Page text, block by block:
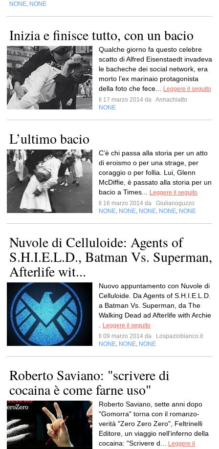
NONE NONE
Inizia e finisce tutto, con un bacio
Qualche giorno fa questo celebre
scatto di Alfred Eisenstaedt invadeva
le bacheche dei social network, era
morto l’ex marinaio protagonista
della foto che fece...
Leggere il seguito
Il 17 marzo 2014 da Annachiatto
NONE
L’ultimo bacio
C’è chi passa alla storia per un atto
di eroismo o per una strage, per
coraggio o per follia. Lui, Glenn
McDiffie, è passato alla storia per un
bacio a Times...
Leggere il seguito
Il 16 marzo 2014 da
Giulianoguzzo
NONE NONE NONE NONE NONE
Nuvole di Celluloide: Agents of
S.H.I.E.L.D., Batman Vs. Superman,
Afterlife wit...
Nuovo appuntamento con Nuvole di
Celluloide. Da Agents of S.H.I.E.L.D.
a Batman Vs. Superman, da The
Walking Dead ad Afterlife with Archie
Leggere il seguito
Il 09 marzo 2014 da
Lospaziobianco.it
NONE NONE NONE
Roberto Saviano: "scrivere di
cocaina è come farne uso"
Roberto Saviano, sette anni dopo
"Gomorra" torna con il romanzo-
verità "Zero Zero Zero", Feltrinelli
Editore, un viaggio nell'inferno della
cocaina: "Scrivere d...
Leggere il